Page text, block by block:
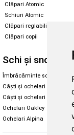
Clăpari Atomic
Schiuri Atomic
Clăpari reglabili
Clăpari copii
Schi și
Îmbrăcăminte schi și
Căști și ochelari de iarnă
Căști și ochelari Alpina
Ochelari Oakley
Ochelari Alpina